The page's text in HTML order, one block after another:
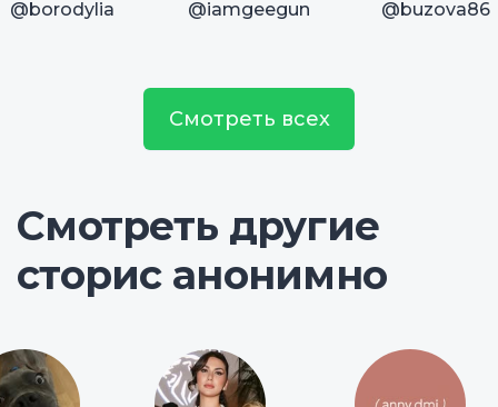
@borodylia @iamgeegun @buzova86
Смотреть всех
Смотреть другие
сторис анонимно